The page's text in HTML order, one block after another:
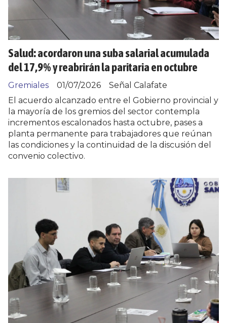
Salud: acordaron una suba salarial acumulada
del 17,9% y reabrirán la paritaria en octubre
Señal Calafate
Gremiales
01/07/2026
El acuerdo alcanzado entre el Gobierno provincial y
la mayoría de los gremios del sector contempla
incrementos escalonados hasta octubre, pases a
planta permanente para trabajadores que reúnan
las condiciones y la continuidad de la discusión del
convenio colectivo.